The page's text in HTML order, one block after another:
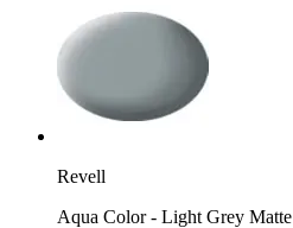
Revell
Aqua Color - Light Grey Matte